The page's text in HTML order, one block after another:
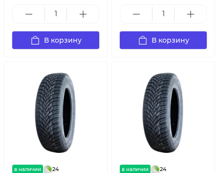
В корзину В корзину
в наличии 24 в наличии 24